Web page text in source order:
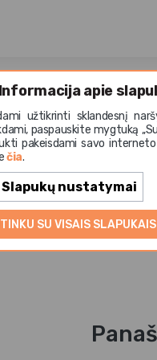
Informacija apie
užtikrinti sklandesnį
paspauskite mygtuką
pakeisdami savo
čia.
Slapukų nustatymai
SU VISAIS SLAPUKAIS
17,5 cm (Brushed
Copper“
tiek jaukiam stalo
ji skleidžia šiltą
įkrovimo
Pilnai įkrovus
vandens purslams.